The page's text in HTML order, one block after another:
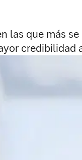
las que más
credibilidad